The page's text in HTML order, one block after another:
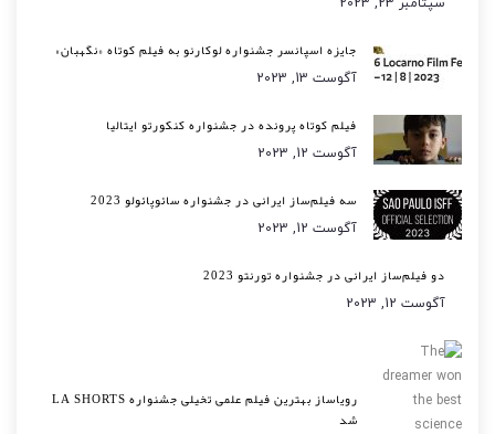
جایزه اسپانسر جشنواره لوکارنو به فیلم کوتاه «نگهبان»
آگوست 13, 2023
فیلم کوتاه پرونده در جشنواره کنکورتو ایتالیا
آگوست 12, 2023
سه فیلم‌ساز ایرانی در جشنواره سائوپائولو 2023
آگوست 12, 2023
دو فیلم‌ساز ایرانی در جشنواره تورنتو 2023
آگوست 12, 2023
رویاساز بهترین فیلم علمی تخیلی جشنواره LA SHORTS
شد